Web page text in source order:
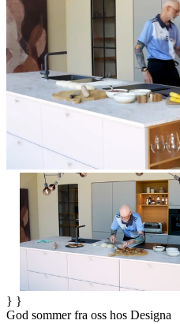
} }
God sommer fra oss hos Designa